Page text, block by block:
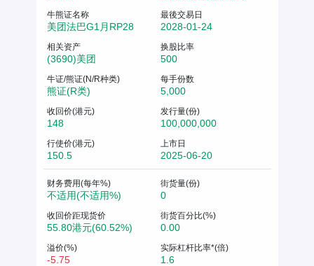
牛熊证名称
美团法巴G1月RP28
最後交易日
2028-01-24
相关资产
(3690)美团
换股比率
500
牛证/熊证(N/R种类)
熊证(R类)
每手份数
5,000
收回价(港元)
148
发行量(份)
100,000,000
行使价(港元)
150.5
上市日
2025-06-20
财务费用(每年%)
不适用(不适用%)
街货量(份)
0
收回价距现货价
55.80港元(60.52%)
街货百分比(%)
0.00
溢价(%)
-5.75
实际杠杆比率*(倍)
1.6